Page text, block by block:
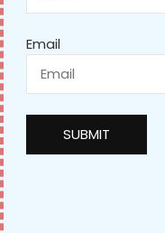
Site web
Email